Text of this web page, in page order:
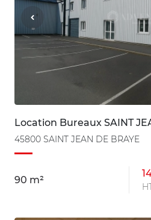
Location Bureaux SAINT
45800 SAINT JEAN DE BRAYE
90 m²